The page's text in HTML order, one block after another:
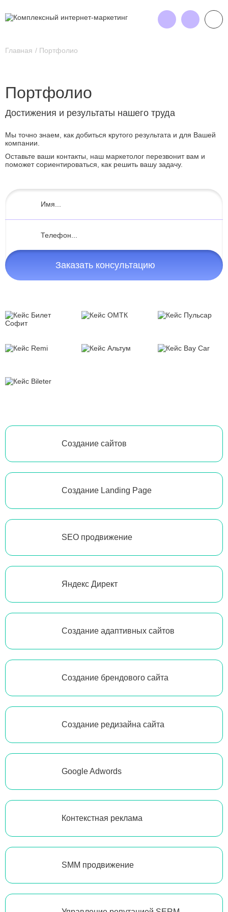
Главная Портфолио
Портфолио
Достижения и результаты нашего труда
Мы точно знаем, как добиться крутого результата и для Вашей
компании.
Оставьте ваши контакты, наш маркетолог перезвонит вам и
поможет сориентироваться, как решить вашу задачу.
Заказать консультацию
Создание сайтов
Создание Landing Page
SEO продвижение
Яндекс Директ
Создание адаптивных сайтов
Создание брендового сайта
Создание редизайна сайта
Google Adwords
Контекстная реклама
SMM продвижение